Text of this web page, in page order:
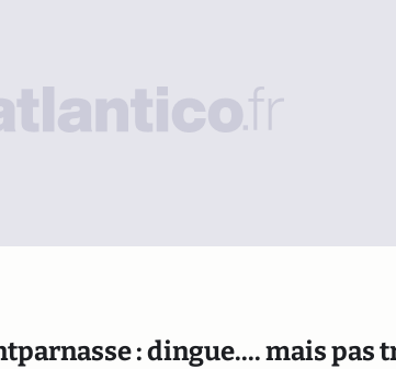
: dingue.... mais pas